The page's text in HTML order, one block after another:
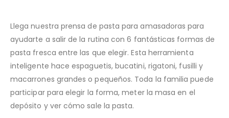
Llega nuestra prensa de pasta para amasadoras para
ayudarte a salir de la rutina con 6 fantásticas formas de
pasta fresca entre las que elegir. Esta herramienta
inteligente hace espaguetis, bucatini, rigatoni, fusilli y
macarrones grandes o pequeños. Toda la familia puede
participar para elegir la forma, meter la masa en el
depósito y ver cómo sale la pasta.